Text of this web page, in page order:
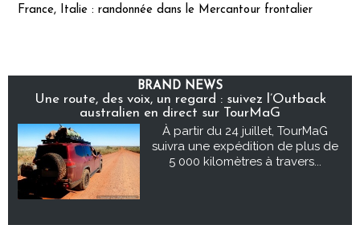
France, Italie : randonnée dans le Mercantour frontalier
BRAND NEWS
Une route, des voix, un regard : suivez l’Outback
australien en direct sur TourMaG
À partir du 24 juillet, TourMaG
suivra une expédition de plus de
5 000 kilomètres à travers...